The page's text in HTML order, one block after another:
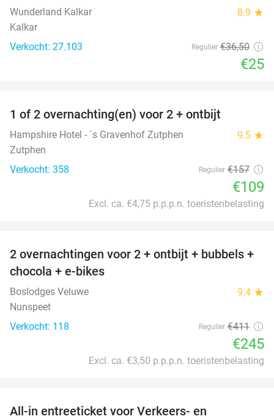
Wunderland Kalkar 8.9 star
Kalkar
Verkocht: 27.103
Regulier €36,50
€25
1 of 2 overnachting(en) voor 2 + ontbijt
Hampshire Hotel - ´s Gravenhof Zutphen 9.5 star
Zutphen
Verkocht: 358
Regulier €157
€109
Excl. ca. €4,75 p.p.p.n. toeristenbelasting
40%
2 overnachtingen voor 2 + ontbijt + bubbels +
chocola + e-bikes
Boslodges Veluwe 9.4 star
Nunspeet
Verkocht: 118
Regulier €411
€245
Excl. ca. €3,50 p.p.p.n. toeristenbelasting
All-in entreeticket voor Verkeers- en